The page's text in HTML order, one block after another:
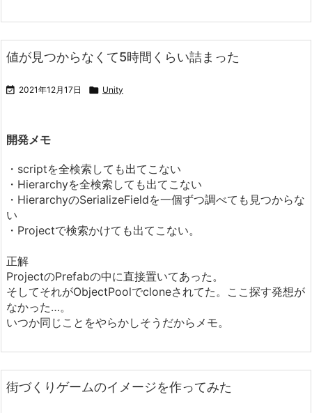
値が見つからなくて5時間くらい詰まった
 2021年12月17日  Unity
開発メモ
・scriptを全検索しても出てこない
・Hierarchyを全検索しても出てこない
・HierarchyのSerializeFieldを一個ずつ調べても見つからな
い
・Projectで検索かけても出てこない。
正解
ProjectのPrefabの中に直接置いてあった。
そしてそれがObjectPoolでcloneされてた。ここ探す発想が
なかった…。
いつか同じことをやらかしそうだからメモ。
街づくりゲームのイメージを作ってみた